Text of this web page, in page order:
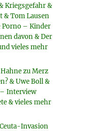
Kriegsgefahr &
& Tom Lausen
Porno – Kinder
davon & Der
vieles mehr
zu Merz
& Uwe Boll &
Interview
& vieles mehr
Invasion